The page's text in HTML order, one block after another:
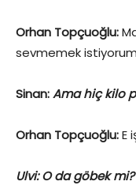
Orhan Topçuoğlu:
sevmemek
Sinan:Ama hiç kilo
Orhan Topçuoğlu:E
Ulvi: O da göbek